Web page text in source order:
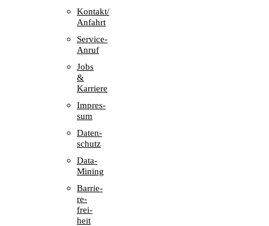
Kontakt/​​
Anfahrt
Service-
Anruf
Jobs
&
Karriere
Impres­
sum
Daten­
schutz
Data-
Mining
Barrie­
re­
frei­
heit